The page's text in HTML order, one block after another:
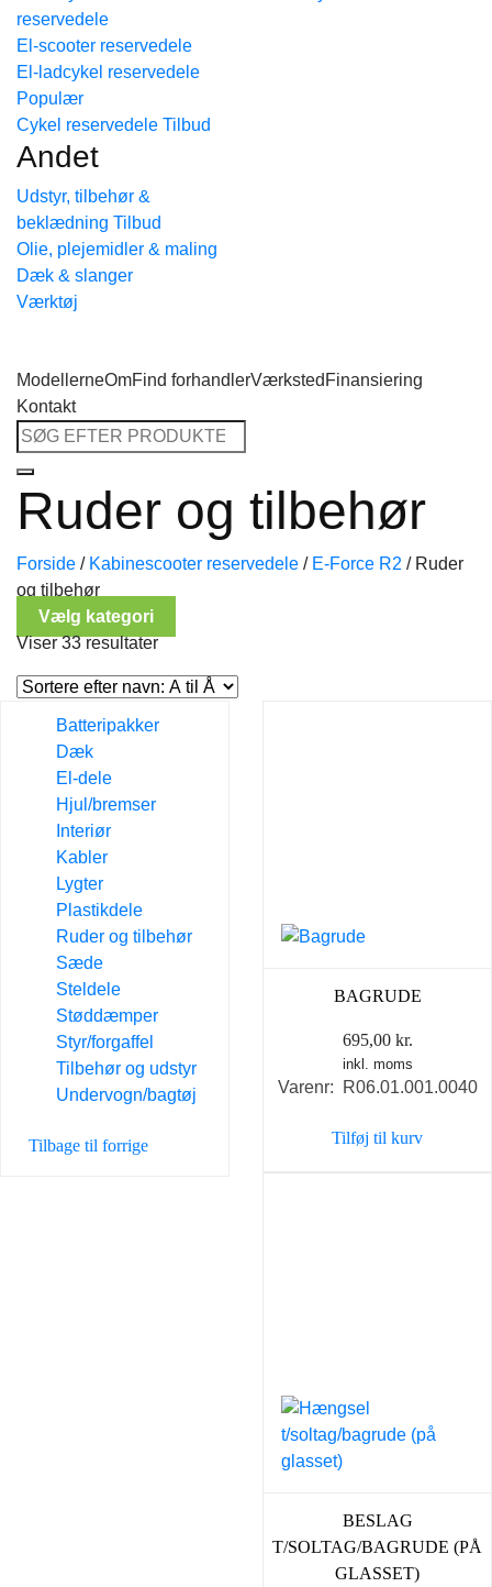
reservedele
El-scooter reservedele
El-ladcykel reservedele
Cykel reservedele
Andet
Udstyr, tilbehør &
beklædning
Olie, plejemidler & maling
Dæk & slanger
Værktøj
ModellerneOmFind forhandlerVærksted Finansiering
Kontakt
Søg
efter:
Ruder og tilbehør
Forside / Kabinescooter reservedele / E-Force R2 /Ruder
og tilbehør
Vælg kategori
Viser 33 resultater
Batteripakker
Dæk
El-dele
Hjul/bremser
Interiør
Kabler
Lygter
Plastikdele
Ruder og tilbehør
Sæde
Steldele
Støddæmper
Styr/forgaffel
Tilbehør og udstyr
Undervogn/bagtøj
Tilbage til forrige
BAGRUDE
695,00 kr.
inkl. moms
Varenr: R06.01.001.0040
Tilføj til kurv
BESLAG
T/SOLTAG/BAGRUDE (PÅ
GLASSET)